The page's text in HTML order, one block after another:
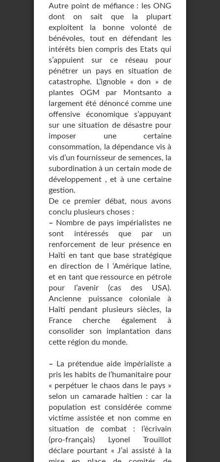
Autre point de méfiance : les ONG
dont on sait que la plupart
exploitent la bonne volonté de
bénévoles, tout en défendant les
intérêts bien compris des Etats qui
s’appuient sur ce réseau pour
pénétrer un pays en situation de
catastrophe. L’ignoble « don » de
plantes OGM par Montsanto a
largement été dénoncé comme une
offensive économique s’appuyant
sur une situation de désastre pour
imposer une certaine
consommation, la dépendance vis à
vis d’un fournisseur de semences, la
subordination à un certain mode de
développement , et à une certaine
gestion.
De ce premier débat, nous avons
conclu plusieurs choses :
– Nombre de pays impérialistes ne
sont intéressés que par un
renforcement de leur présence en
Haïti en tant que base stratégique
en direction de l ‘Amérique latine,
et en tant que ressource en pétrole
pour l’avenir (cas des USA).
Ancienne puissance coloniale à
Haïti pendant plusieurs siècles, la
France cherche également à
consolider son implantation dans
cette région du monde.
– La prétendue aide impérialiste a
pris les habits de l’humanitaire pour
« perpétuer le chaos dans le pays »
selon un camarade haïtien : car la
population est considérée comme
victime assistée et non comme en
situation de combat : l’écrivain
(pro-français) Lyonel Trouillot
déclare pourtant « J’ai assisté à la